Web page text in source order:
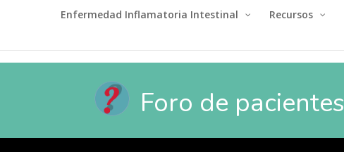
Enfermedad Inflamatoria Intestinal Recursos
Foro de pacientes